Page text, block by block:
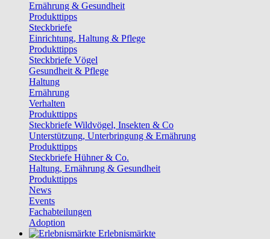
Ernährung & Gesundheit
Produkttipps
Steckbriefe
Einrichtung, Haltung & Pflege
Produkttipps
Steckbriefe Vögel
Gesundheit & Pflege
Haltung
Ernährung
Verhalten
Produkttipps
Steckbriefe Wildvögel, Insekten & Co
Unterstützung, Unterbringung & Ernährung
Produkttipps
Steckbriefe Hühner & Co.
Haltung, Ernährung & Gesundheit
Produkttipps
News
Events
Fachabteilungen
Adoption
Erlebnismärkte